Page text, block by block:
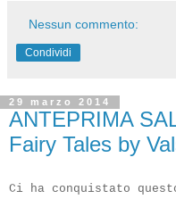
Nessun commento:
Condividi
29 marzo 2014
ANTEPRIMA
Fairy Tales by
Ci ha conquistato